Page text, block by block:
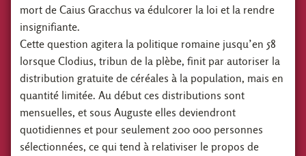
mort de Caius Gracchus va édulcorer la loi et la rendre
insignifiante.
Cette question agitera la politique romaine jusqu’en 58
lorsque Clodius, tribun de la plèbe, finit par autoriser la
distribution gratuite de céréales à la population, mais en
quantité limitée. Au début ces distributions sont
mensuelles, et sous Auguste elles deviendront
quotidiennes et pour seulement 200 000 personnes
sélectionnées, ce qui tend à relativiser le propos de